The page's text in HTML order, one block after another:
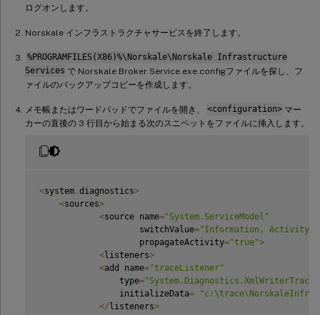
ログオンします。
Norskale インフラストラクチャサービスを終了します。
%PROGRAMFILES(X86)%\Norskale\Norskale Infrastructure
Services で Norskale Broker Service.exe.configファイルを探し、フ
ァイルのバックアップコピーを作成します。
メモ帳またはワードパッドでファイルを開き、 <configuration> マー
カーの直後の 3 行目から始まる次のスニペットをファイルに挿入します。
<system . diagnostics>
<sources>
<source name="System.ServiceModel"
                    switchValue
="Information,
                    propagateActivity
="true">
<listeners>
<add name="traceListener"
                type
=
                initializeData
=
</listeners>